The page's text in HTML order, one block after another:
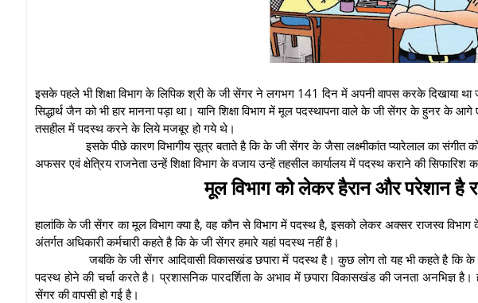
इसके पहले भी शिक्षा विभाग के लिपिक श्री के जी सेंगर ने लगभग 141 दिन में अपनी वापस करके दिखाया
सिद्धार्थ जैन को भी हार मानना पड़ा था। यानि शिक्षा विभाग में मूल पदस्थापना वाले के जी सेंगर के हुनर के
तसहील में पदस्थ करने के लिये मजबूर हो गये थे।
इसके पीछे कारण विभागीय सूत्र बताते है कि के जी सेंगर के जैसा लक्ष्मीकांत प्यारेलाल का संगीत
अफसर एवं क्षेत्रिय राजनेता उन्हें शिक्षा विभाग के वजाय उन्हें तहसील कार्यालय में पदस्थ कराने की सिफारिश
मूल विभाग को लेकर हैरान और परेशान
हालांकि के जी सेंगर का मूल विभाग क्या है, वह कौन से विभाग में पदस्थ है, इसको लेकर अक्सर राजस्व
अंतर्गत अधिकारी कर्मचारी कहते है कि के जी सेंगर हमारे यहां पदस्थ नहीं है।
जबकि के जी सेंगर आदिवासी विकासखंड छपारा में पदस्थ है। कुछ लोग तो यह भी कहते है कि के
पदस्थ होने की चर्चा करते है। प्रशासनिक पारदर्शिता के अभाव में छपारा विकासखंड की जनता अनभिज्ञ है।
सेंगर की वापसी हो गई है।